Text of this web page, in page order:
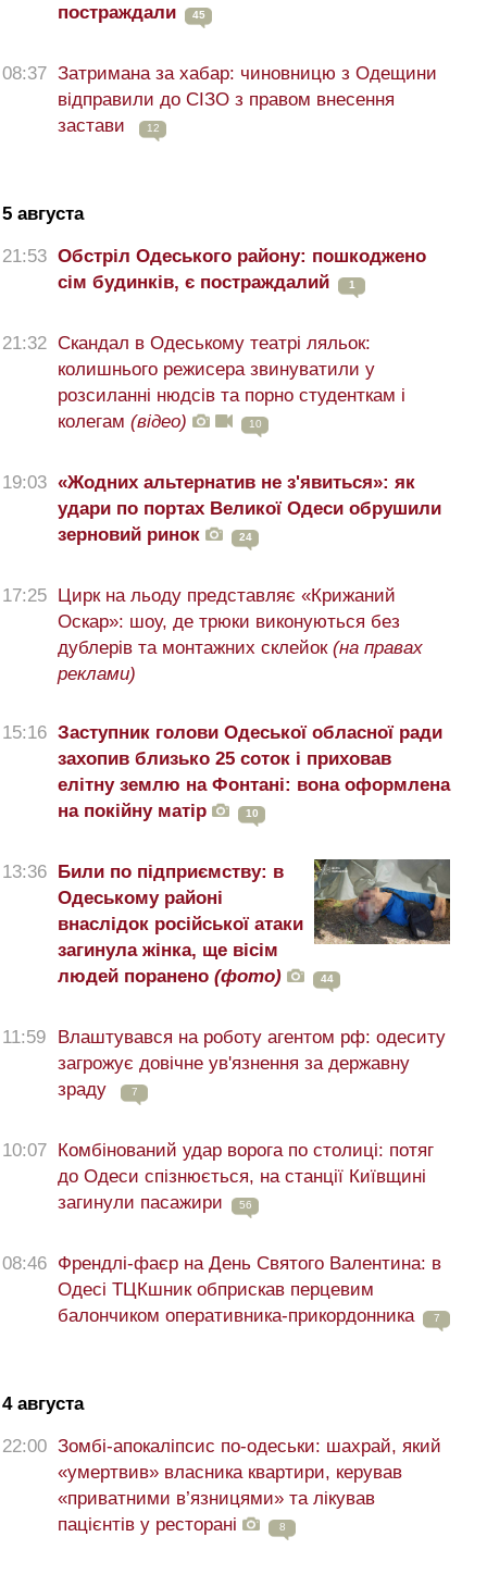
постраждали 45
08:37 Затримана за хабар: чиновницю з Одещини
відправили до СІЗО з правом внесення
застави
12
5 августа
21:53 Обстріл Одеського району: пошкоджено
сім будинків, є постраждалий
1
21:32 Скандал в Одеському театрі ляльок:
колишнього режисера звинуватили у
розсиланні нюдсів та порно студенткам і
колегам (відео) 10
19:03 «Жодних альтернатив не з'явиться»: як
удари по портах Великої Одеси обрушили
зерновий ринок
24
17:25
Цирк на льоду представляє «Крижаний
Оскар»: шоу, де трюки виконуються без
дублерів та монтажних склейок (на правах
реклами)
15:16 Заступник голови Одеської обласної ради
захопив близько 25 соток і приховав
елітну землю на Фонтані: вона оформлена
на покійну матір
10
13:36
Били по підприємству: в
Одеському районі
внаслідок російської атаки
загинула жінка, ще вісім
людей поранено (фото) 44
11:59
Влаштувався на роботу агентом рф: одеситу
загрожує довічне ув'язнення за державну
зраду
7
10:07
Комбінований удар ворога по столиці: потяг
до Одеси спізнюється, на станції Київщині
загинули пасажири
56
08:46 Френдлі-фаєр на День Святого Валентина: в
Одесі ТЦКшник обприскав перцевим
балончиком оперативника-прикордонника
7
4 августа
22:00 Зомбі-апокаліпсис по-одеськи: шахрай, який
«умертвив» власника квартири, керував
«приватними в’язницями» та лікував
пацієнтів у ресторані
8